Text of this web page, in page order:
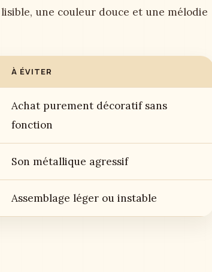
une couleur douce et une mélodie
À ÉVITER
Achat purement décoratif sans
fonction
Son métallique agressif
Assemblage léger ou instable